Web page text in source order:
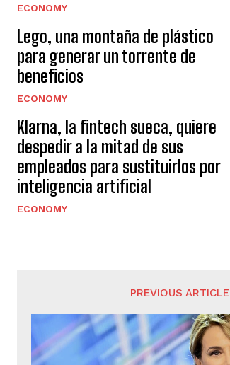
ECONOMY
Lego, una montaña de plástico
para generar un torrente de
beneficios
ECONOMY
Klarna, la fintech sueca, quiere
despedir a la mitad de sus
empleados para sustituirlos por
inteligencia artificial
ECONOMY
PREVIOUS ARTICLE